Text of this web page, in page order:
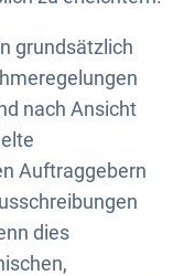
grundsätzlich
nach Ansicht
Auftraggebern
dies